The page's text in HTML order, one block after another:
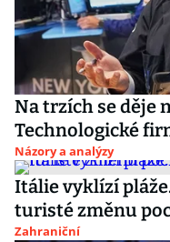
Na trzích se děje
Technologické
Názory a analýzy
Itálie vyklízí
turisté změnu
Zahraniční